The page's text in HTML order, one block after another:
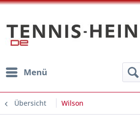
Menü
Übersicht Wilson